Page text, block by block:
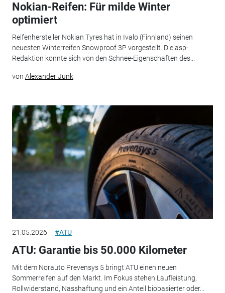
Nokian-Reifen: Für milde Winter
optimiert
Reifenhersteller Nokian Tyres hat in Ivalo (Finnland) seinen
neuesten Winterreifen Snowproof 3P vorgestellt. Die asp-
Redaktion konnte sich von den Schnee-Eigenschaften des...
von Alexander Junk
21.05.2026 #ATU
ATU: Garantie bis 50.000 Kilometer
Mit dem Norauto Prevensys 5 bringt ATU einen neuen
Sommerreifen auf den Markt. Im Fokus stehen Laufleistung,
Rollwiderstand, Nasshaftung und ein Anteil biobasierter oder...